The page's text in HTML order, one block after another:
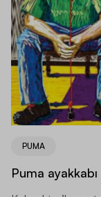
PUMA
Puma